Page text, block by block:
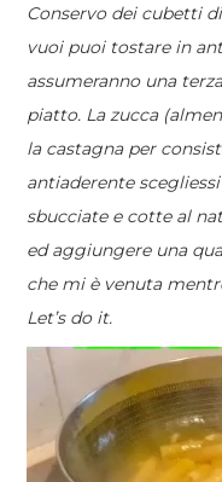
Conservo dei cubetti
vuoi puoi tostare in
assumeranno una
piatto. La zucca
la castagna per
antiaderente
sbucciate e cotte al
ed aggiungere una
che mi è venuta
Let’s do it.